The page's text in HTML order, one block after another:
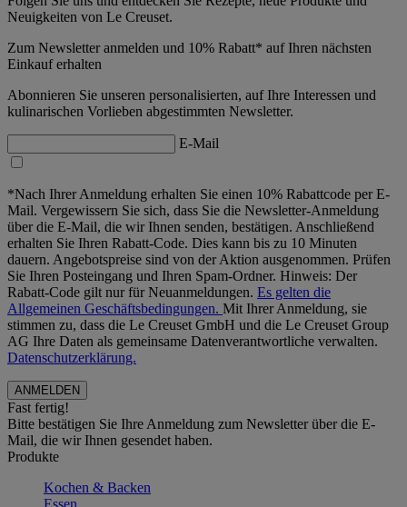
Neuigkeiten von Le Creuset.
Zum Newsletter anmelden und 10% Rabatt* auf Ihren nächsten
Einkauf erhalten
Abonnieren Sie unseren personalisierten, auf Ihre Interessen und
kulinarischen Vorlieben abgestimmten Newsletter.
E-Mail
*Nach Ihrer Anmeldung erhalten Sie einen 10% Rabattcode per E-
Mail. Vergewissern Sie sich, dass Sie die Newsletter-Anmeldung
über die E-Mail, die wir Ihnen senden, bestätigen. Anschließend
erhalten Sie Ihren Rabatt-Code. Dies kann bis zu 10 Minuten
dauern. Angebotspreise sind von der Aktion ausgenommen. Prüfen
Sie Ihren Posteingang und Ihren Spam-Ordner. Hinweis: Der
Rabatt-Code gilt nur für Neuanmeldungen. Es gelten die
Allgemeinen Geschäftsbedingungen. Mit Ihrer Anmeldung, sie
stimmen zu, dass die Le Creuset GmbH und die Le Creuset Group
AG Ihre Daten als gemeinsame Datenverantwortliche verwalten.
Datenschutzerklärung.
Fast fertig!
Bitte bestätigen Sie Ihre Anmeldung zum Newsletter über die E-
Mail, die wir Ihnen gesendet haben.
Produkte
Kochen & Backen
Essen